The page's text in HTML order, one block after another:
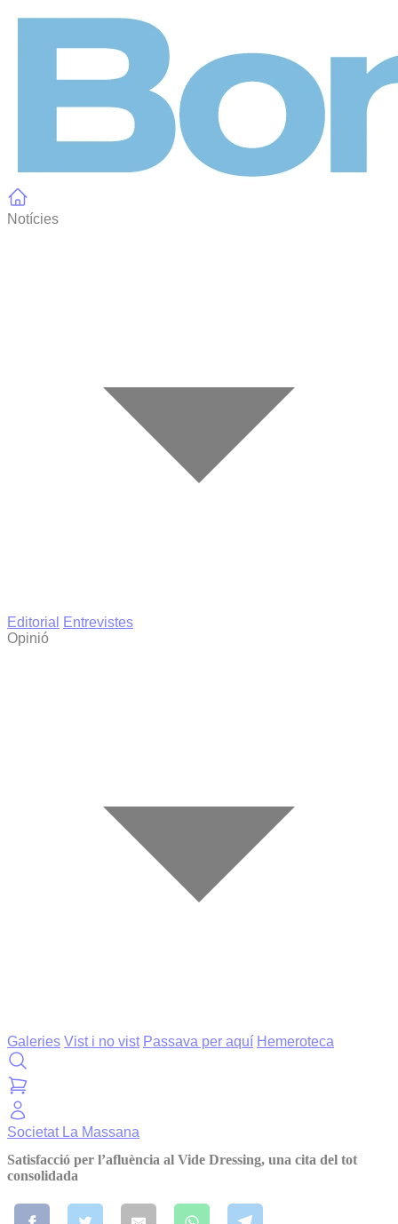
Notícies
Editorial
Entrevistes
Opinió
Galeries Vist i no vist Passava per aquí Hemeroteca
Societat La Massana
Satisfacció per l’afluència al Vide Dressing, una cita del tot
consolidada